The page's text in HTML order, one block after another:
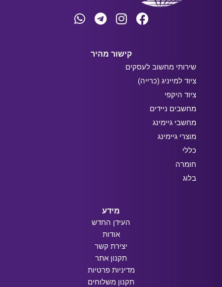
קישור מהיר
שירותי מחשוב לעסקים
ציוד למייניג (כרייה)
ציוד היקפי
מחשבים ניידים
מחשבי גיימינג
מוצרי גיימינג
כללי
חומרה
בלוג
מידע
העידן החדש
אודות
יצירת קשר
תקנון אתר
מדיניות פרטיות
תקנון משלוחים